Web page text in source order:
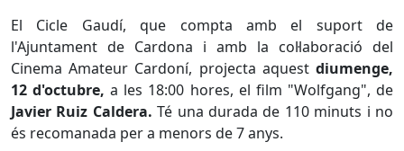
El Cicle Gaudí, que compta amb el suport de
l'Ajuntament de Cardona i amb la col·laboració del
Cinema Amateur Cardoní, projecta aquest diumenge,
12 d'octubre, a les 18:00 hores, el film "Wolfgang", de
Javier Ruiz Caldera.Té una durada de 110 minuts i no
és recomanada per a menors de 7 anys.